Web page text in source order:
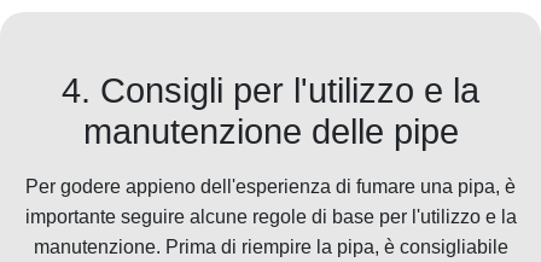
4. Consigli per l'utilizzo e la
manutenzione delle pipe
Per godere appieno dell'esperienza di fumare una pipa, è
importante seguire alcune regole di base per l'utilizzo e la
manutenzione. Prima di riempire la pipa, è consigliabile